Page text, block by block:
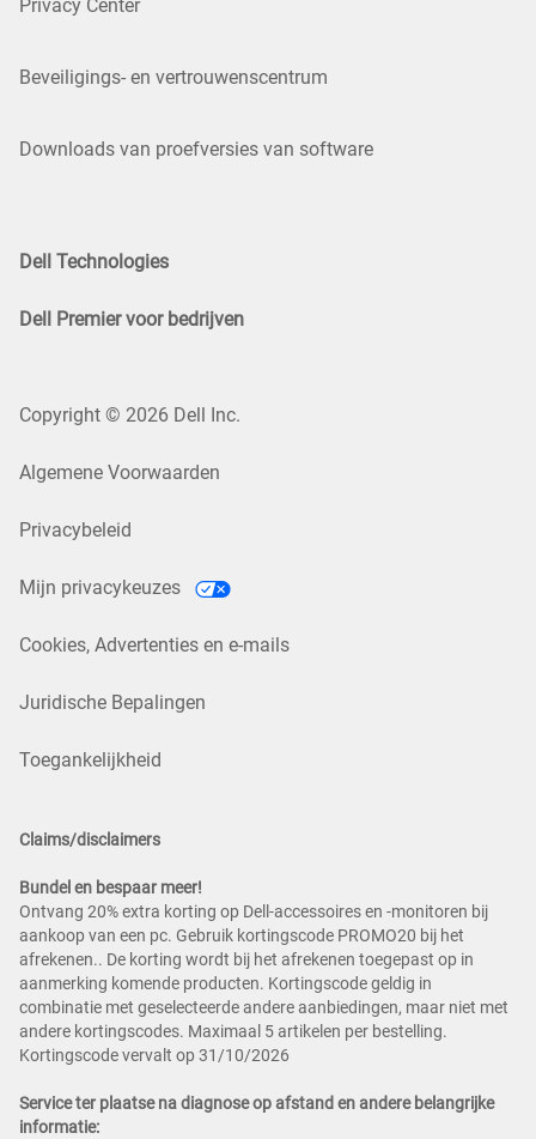
Privacy Center
Beveiligings- en vertrouwenscentrum
Downloads van proefversies van software
Dell Technologies
Dell Premier voor bedrijven
Copyright © 2026 Dell Inc.
Algemene Voorwaarden
Privacybeleid
Mijn privacykeuzes
Cookies, Advertenties en e-mails
Juridische Bepalingen
Toegankelijkheid
Claims/disclaimers
Bundel en bespaar meer!
Ontvang 20% extra korting op Dell-accessoires en -monitoren bij
aankoop van een pc. Gebruik kortingscode PROMO20 bij het
afrekenen.. De korting wordt bij het afrekenen toegepast op in
aanmerking komende producten. Kortingscode geldig in
combinatie met geselecteerde andere aanbiedingen, maar niet met
andere kortingscodes. Maximaal 5 artikelen per bestelling.
Kortingscode vervalt op 31/10/2026
Service ter plaatse na diagnose op afstand en andere belangrijke
informatie: